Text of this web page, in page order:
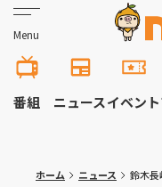
Menu
番組 ニュースイベント
ホーム ニュース 鈴木長